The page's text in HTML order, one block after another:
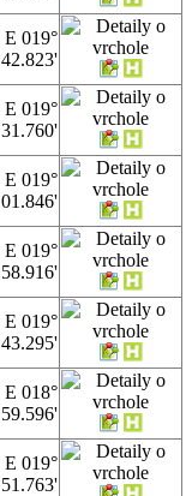
E 019°
42.823'
E 019°
31.760'
E 019°
01.846'
E 019°
58.916'
E 019°
43.295'
E 018°
59.596'
E 019°
51.763'